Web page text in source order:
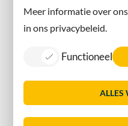
Meer informatie over
in ons privacybeleid.
Functioneel
ALLES
Contact
Information in English
Sitemap
Toegankelijkheid